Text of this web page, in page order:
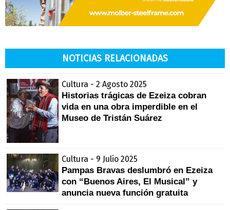
NOTICIAS RELACIONADAS
Cultura - 2 Agosto 2025
Historias trágicas de Ezeiza cobran
vida en una obra imperdible en el
Museo de Tristán Suárez
Cultura - 9 Julio 2025
Pampas Bravas deslumbró en Ezeiza
con “Buenos Aires, El Musical” y
anuncia nueva función gratuita